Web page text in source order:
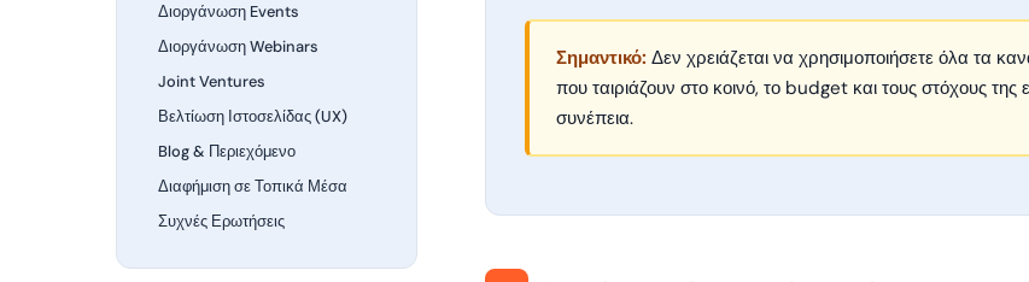
Διοργάνωση Events
Διοργάνωση Webinars
Joint Ventures
Βελτίωση Ιστοσελίδας (UX)
Blog & Περιεχόμενο
Διαφήμιση σε Τοπικά Μέσα
Συχνές Ερωτήσεις
Σημαντικό: Δεν χρειάζεται να χρησιμοποιήσετε όλα τα
που ταιριάζουν στο κοινό, το budget και τους στόχους
συνέπεια.